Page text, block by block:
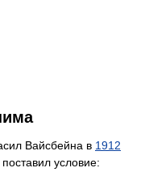
Вайсбейна в 1912
условие: